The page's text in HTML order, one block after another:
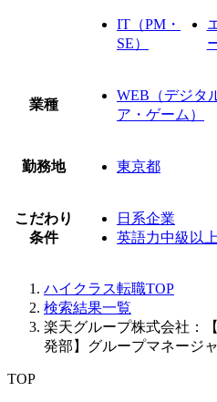
IT（PM・
SE）
業種
WEB（デジタ
ア・ゲーム）
勤務地 東京都
こだわり
条件
日系企業
英語力中級以上
ハイクラス転職TOP
検索結果一覧
楽天グループ株式会社：
発部】グループマネージ
TOP